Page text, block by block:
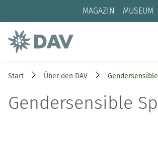
Zum Inhalt
Zur Footer-
MAGAZIN MUSEUM
Start Über den DAV
Gendersensible